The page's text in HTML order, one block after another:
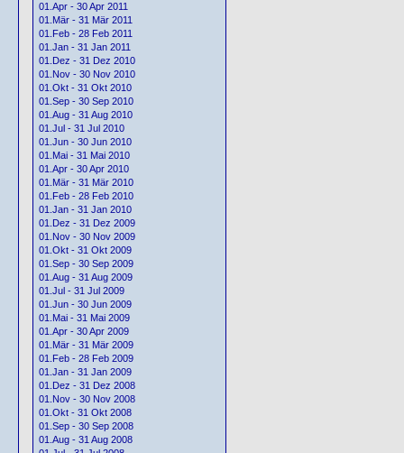
01.Apr - 30 Apr 2011
01.Mär - 31 Mär 2011
01.Feb - 28 Feb 2011
01.Jan - 31 Jan 2011
01.Dez - 31 Dez 2010
01.Nov - 30 Nov 2010
01.Okt - 31 Okt 2010
01.Sep - 30 Sep 2010
01.Aug - 31 Aug 2010
01.Jul - 31 Jul 2010
01.Jun - 30 Jun 2010
01.Mai - 31 Mai 2010
01.Apr - 30 Apr 2010
01.Mär - 31 Mär 2010
01.Feb - 28 Feb 2010
01.Jan - 31 Jan 2010
01.Dez - 31 Dez 2009
01.Nov - 30 Nov 2009
01.Okt - 31 Okt 2009
01.Sep - 30 Sep 2009
01.Aug - 31 Aug 2009
01.Jul - 31 Jul 2009
01.Jun - 30 Jun 2009
01.Mai - 31 Mai 2009
01.Apr - 30 Apr 2009
01.Mär - 31 Mär 2009
01.Feb - 28 Feb 2009
01.Jan - 31 Jan 2009
01.Dez - 31 Dez 2008
01.Nov - 30 Nov 2008
01.Okt - 31 Okt 2008
01.Sep - 30 Sep 2008
01.Aug - 31 Aug 2008